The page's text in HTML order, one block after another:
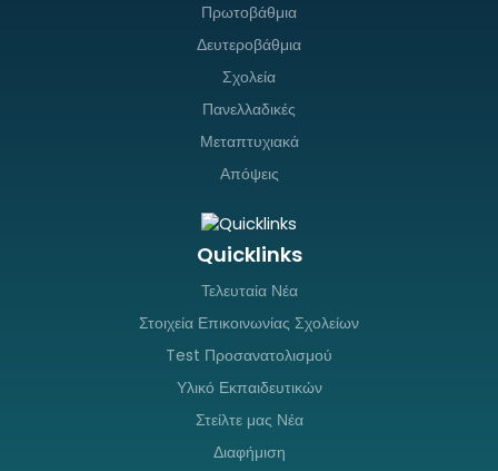
Πρωτοβάθμια
Δευτεροβάθμια
Σχολεία
Πανελλαδικές
Μεταπτυχιακά
Απόψεις
Quicklinks
Τελευταία Νέα
Στοιχεία Επικοινωνίας Σχολείων
Test Προσανατολισμού
Υλικό Εκπαιδευτικών
Στείλτε μας Νέα
Διαφήμιση